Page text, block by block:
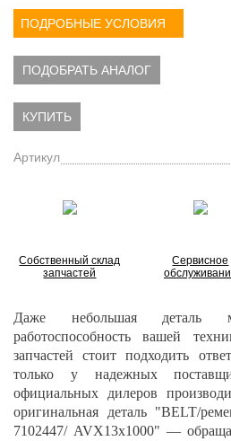
ПОДРОБНЫЕ УСЛОВИЯ
ПОДОБРАТЬ АНАЛОГ
КУПИТЬ
Артикул
Собственный склад
запчастей
Сервисное
Даже небольшая деталь
работоспособность вашей
запчастей стоит подходить
только у надежных
официальных дилеров
оригинальная деталь "BELT/
7102447/ AVX13x1000" —